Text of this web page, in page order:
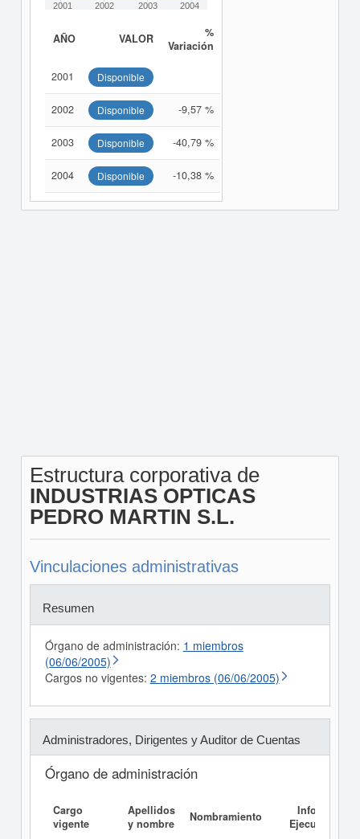
2001 2002 2003 2004
AÑO VALOR
%
Variación
2001 Disponible
2002 Disponible -9,57 %
2003 Disponible -40,79 %
2004 Disponible -10,38 %
Estructura corporativa de
INDUSTRIAS OPTICAS
PEDRO MARTIN S.L.
Vinculaciones administrativas
Resumen
Órgano de administración: 1 miembros
(06/06/2005)
Cargos no vigentes: 2 miembros (06/06/2005)
Administradores, Dirigentes y Auditor de Cuentas
Órgano de administración
Cargo
vigente
Apellidos
y nombre
Nombramiento
Informe
Ejecutivo